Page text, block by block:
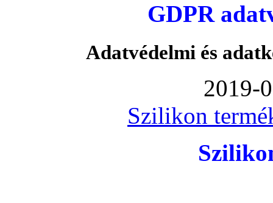
GDPR
Adatvédelmi és
2019-
Szilikon